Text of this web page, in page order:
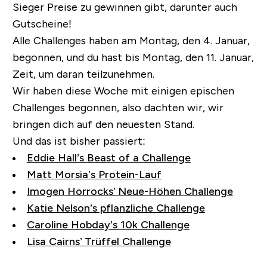
Sieger Preise zu gewinnen gibt, darunter auch
Gutscheine!
Alle Challenges haben am Montag, den 4. Januar,
begonnen, und du hast bis Montag, den 11. Januar,
Zeit, um daran teilzunehmen.
Wir haben diese Woche mit einigen epischen
Challenges begonnen, also dachten wir, wir
bringen dich auf den neuesten Stand.
Und das ist bisher passiert:
Eddie Hall’s Beast of a Challenge
Matt Morsia’s Protein-Lauf
Imogen Horrocks’ Neue-Höhen Challenge
Katie Nelson’s pflanzliche Challenge
Caroline Hobday’s 10k Challenge
Lisa Cairns’ Trüffel Challenge